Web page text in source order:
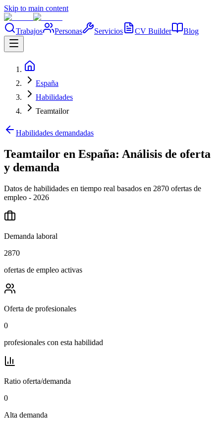
Skip to main content
Trabajos Personas Servicios CV Builder Blog
España
Habilidades
Teamtailor
Habilidades demandadas
Teamtailor en España: Análisis de oferta
y demanda
Datos de habilidades en tiempo real basados en 2870 ofertas de
empleo - 2026
Demanda laboral
2870
ofertas de empleo activas
Oferta de profesionales
0
profesionales con esta habilidad
Ratio oferta/demanda
0
Alta demanda